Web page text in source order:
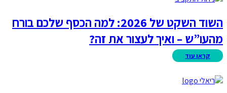
השוד השקט של 2026: למה הכסף שלכם בורח
מהעו”ש – ואיך לעצור את זה?